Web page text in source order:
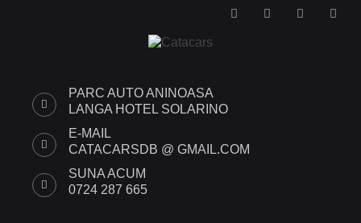
PARC AUTO ANINOASA
LANGA HOTEL SOLARINO
E-MAIL
CATACARSDB @ GMAIL.COM
SUNA ACUM
0724 287 665